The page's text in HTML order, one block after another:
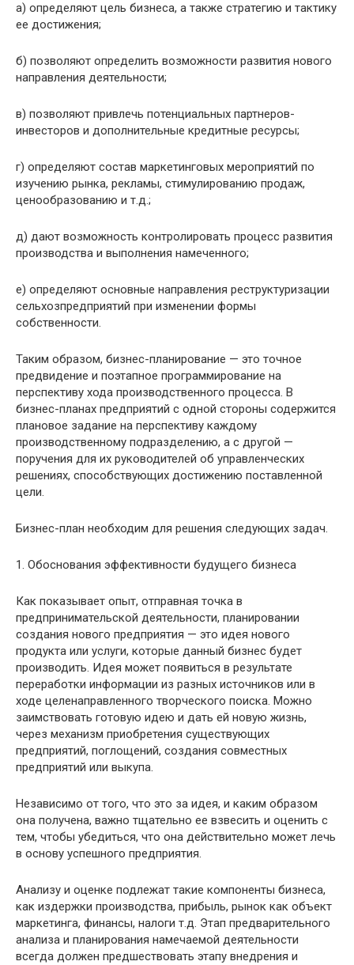
а) определяют цель бизнеса, а также стратегию и тактику
ее достижения;
б) позволяют определить возможности развития нового
направления деятельности;
в) позволяют привлечь потенциальных партнеров-
инвесторов и дополнительные кредитные ресурсы;
г) определяют состав маркетинговых мероприятий по
изучению рынка, рекламы, стимулированию продаж,
ценообразованию и т.д.;
д) дают возможность контролировать процесс развития
производства и выполнения намеченного;
е) определяют основные направления реструктуризации
сельхозпредприятий при изменении формы
собственности.
Таким образом, бизнес-планирование — это точное
предвидение и поэтапное программирование на
перспективу хода производственного процесса. В
бизнес-планах предприятий с одной стороны содержится
плановое задание на перспективу каждому
производственному подразделению, а с другой —
поручения для их руководителей об управленческих
решениях, способствующих достижению поставленной
цели.
Бизнес-план необходим для решения следующих задач.
1. Обоснования эффективности будущего бизнеса
Как показывает опыт, отправная точка в
предпринимательской деятельности, планировании
создания нового предприятия — это идея нового
продукта или услуги, которые данный бизнес будет
производить. Идея может появиться в результате
переработки информации из разных источников или в
ходе целенаправленного творческого поиска. Можно
заимствовать готовую идею и дать ей новую жизнь,
через механизм приобретения существующих
предприятий, поглощений, создания совместных
предприятий или выкупа.
Независимо от того, что это за идея, и каким образом
она получена, важно тщательно ее взвесить и оценить с
тем, чтобы убедиться, что она действительно может лечь
в основу успешного предприятия.
Анализу и оценке подлежат такие компоненты бизнеса,
как издержки производства, прибыль, рынок как объект
маркетинга, финансы, налоги т.д. Этап предварительного
анализа и планирования намечаемой деятельности
всегда должен предшествовать этапу внедрения и